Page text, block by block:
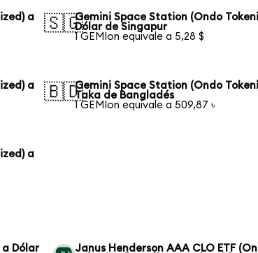
a
🇸🇬Gemini Space Station (Ondo
Dólar de Singapur
1 GEMIon equivale a 5,28 $
a
🇧🇩Gemini Space Station (Ondo
Taka de Bangladés
1 GEMIon equivale a 509,87 ৳
a
a Dólar
Janus Henderson AAA CLO ETF